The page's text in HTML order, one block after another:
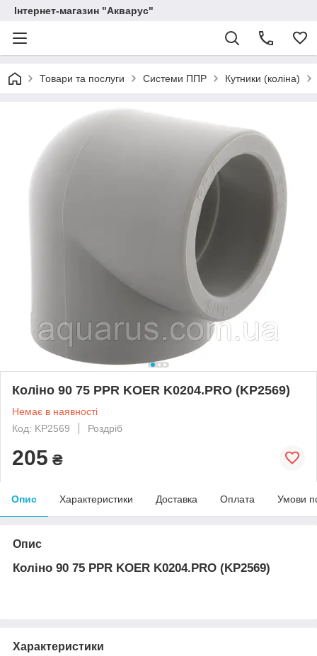
Інтернет-магазин "Акварус"
Товари та послуги Системи ППР Кутники (коліна)
Коліно 90 75 PPR KOER K0204.PRO (KP2569)
Немає в наявності
Код: KP2569
Роздріб
205 ₴
Опис Характеристики Доставка Оплата Умови
Опис
Коліно 90 75 PPR KOER K0204.PRO (KP2569)
Характеристики